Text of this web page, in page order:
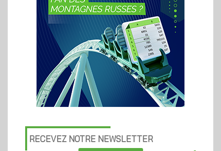
RECEVEZ NOTRE NEWSLETTER